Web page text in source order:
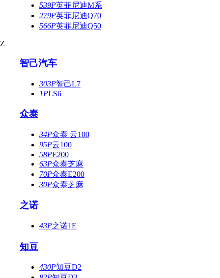
539P英菲尼迪M系
279P英菲尼迪Q70
566P英菲尼迪Q50
Z
智己汽车
303P智己L7
1PLS6
众泰
34P众泰 云100
95P云100
58PE200
63P众泰芝麻
70P众泰E200
30P众泰芝麻
之诺
43P之诺1E
知豆
430P知豆D2